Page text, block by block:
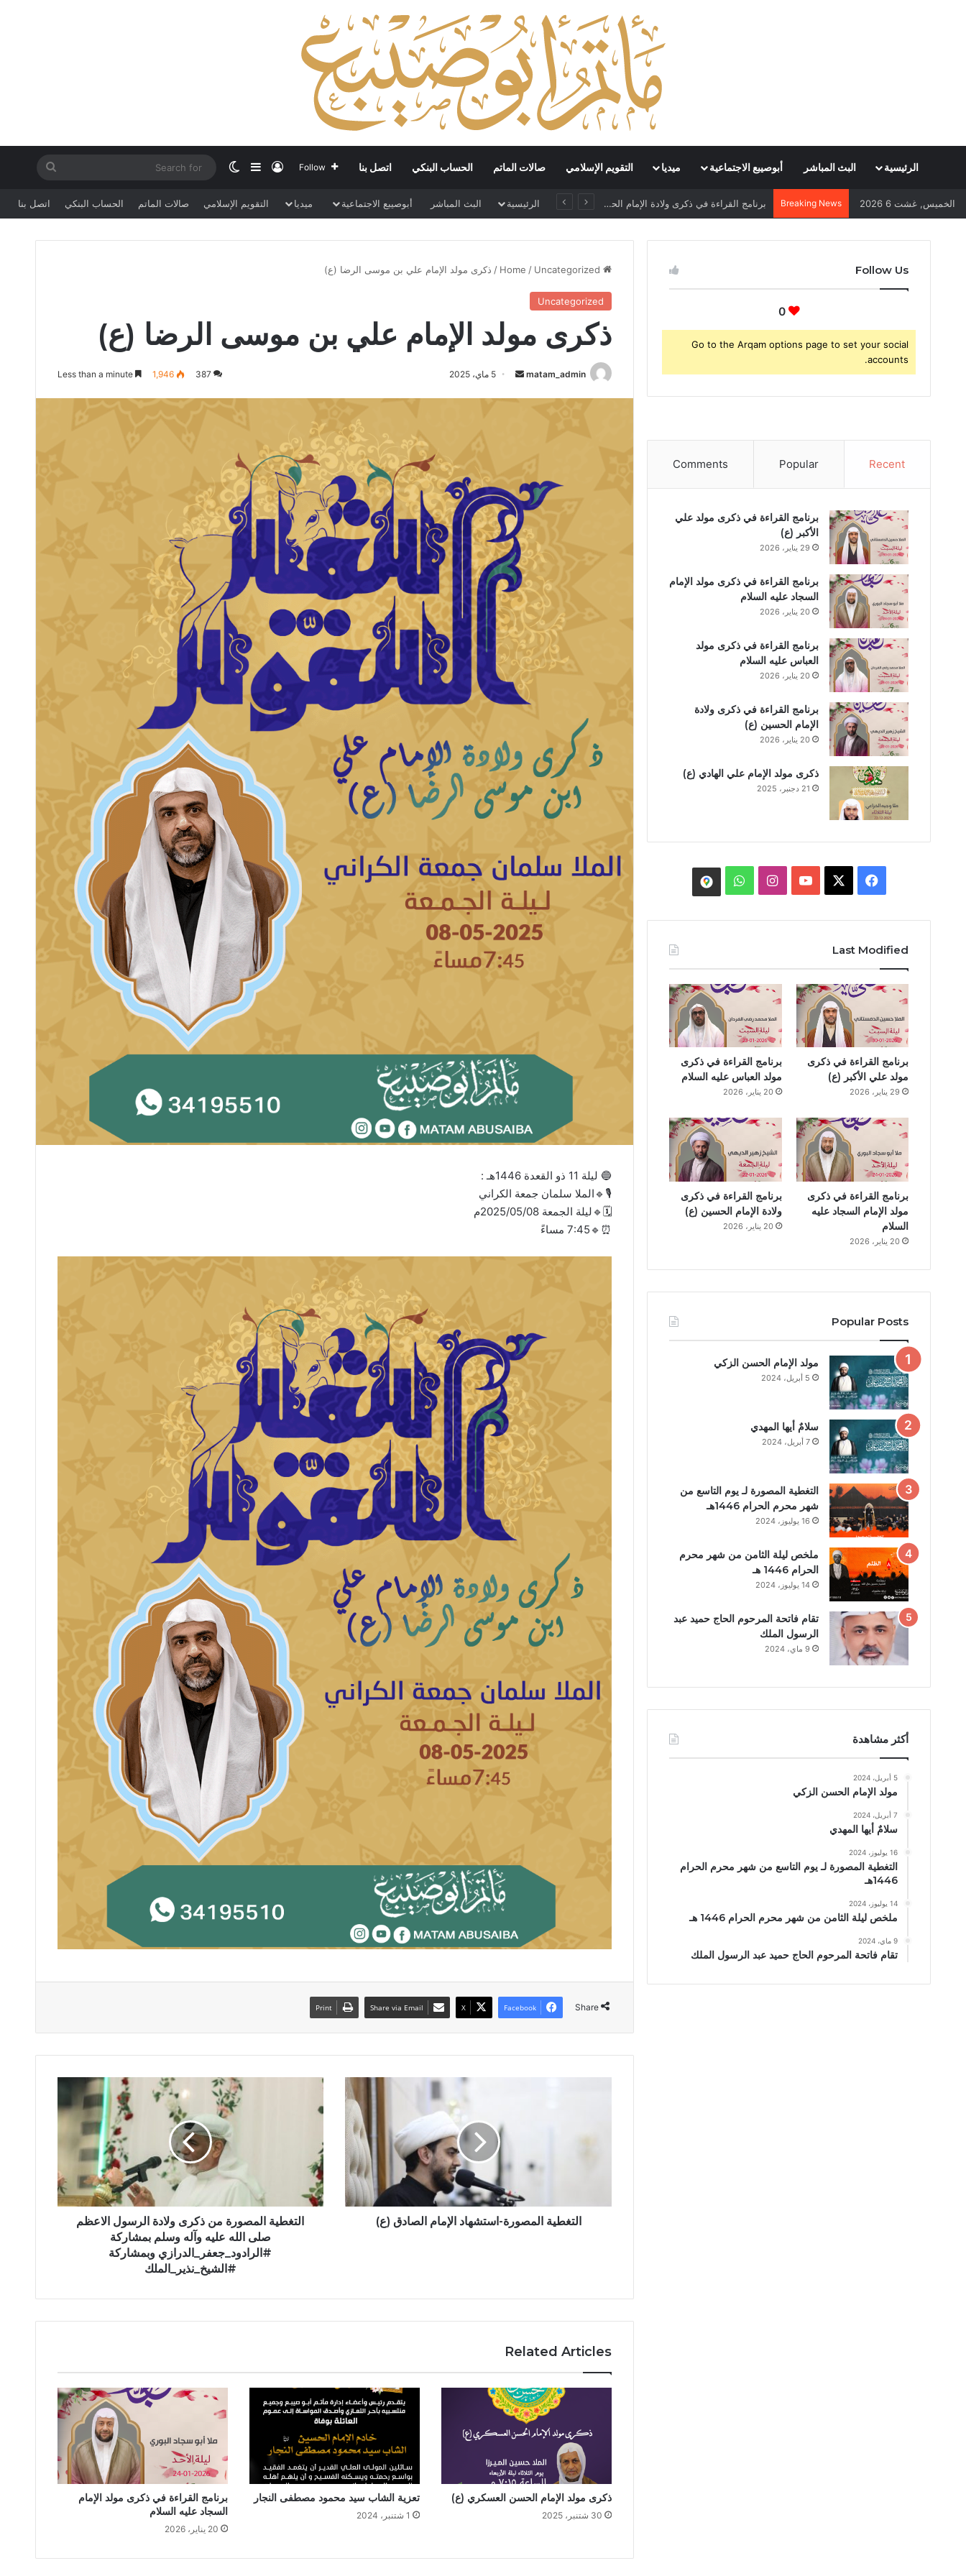
الرئيسية البث المباشر أبوصيبع الاجتماعية ميديا التقويم الإسلامي صالات الماتم الحساب البنكي اتصل بنا Follow
Log In
Sidebar
Switch skin
Search
الخميس, غشت 6 2026 Breaking News ذكرى مولد الإمام علي الهادي (ع) الرئيسية البث المباشر أبوصيبع الاجتماعية ميديا التقويم الإسلامي صالات الماتم الحساب البنكي اتصل بنا
/ Uncategorized
/ ذكرى مولد الإمام علي بن موسى الرضا (ع)
Uncategorized
ذكرى مولد الإمام علي بن موسى الرضا (ع)
matam_admin
Send5 ماي، 2025 387
1,946
Less than a minute
🔵 ليلة 11 ذو القعدة 1446هـ :
🎙🔹الملا سلمان جمعة الكراني
🗓🔹ليلة الجمعة 2025/05/08م
⏰🔹7:45 مساءً
Share
Facebook
X
Share via Email
Print
التغطية المصورة-استشهاد الإمام الصادق (ع)
التغطية
من
ولادة
الرسول
الاعظم
صلى
الله
التغطية المصورة من ذكرى ولادة الرسول الاعظم
صلى الله عليه وآله وسلم بمشاركة
#الرادود_جعفر_الدرازي وبمشاركة
#الشيخ_نذير_الملك
Related Articles
ذكرى مولد الإمام الحسن العسكري (ع)
30 شتنبر، 2025
تعزية الشاب سيد محمود مصطفى النجار
1 شتنبر، 2024
برنامج القراءة في ذكرى مولد الإمام
السجاد عليه السلام
20 يناير، 2026
Follow Us
0
Go to the Arqam options page to set your social
accounts.
Recent
Popular
Comments
برنامج القراءة في ذكرى مولد علي
الأكبر (ع)
29 يناير، 2026
برنامج القراءة في ذكرى مولد الإمام
السجاد عليه السلام
20 يناير، 2026
برنامج القراءة في ذكرى مولد
العباس عليه السلام
20 يناير، 2026
برنامج القراءة في ذكرى ولادة
الإمام الحسين (ع)
20 يناير، 2026
ذكرى مولد الإمام علي الهادي (ع)
21 دجنبر، 2025
Facebook
YouTube
Instagram
WhatsApp
Last Modified
برنامج القراءة في ذكرى
مولد علي الأكبر (ع)
29 يناير، 2026
برنامج القراءة في ذكرى
مولد العباس عليه السلام
20 يناير، 2026
برنامج القراءة في ذكرى
مولد الإمام السجاد عليه
السلام
20 يناير، 2026
برنامج القراءة في ذكرى
ولادة الإمام الحسين (ع)
20 يناير، 2026
Popular Posts
مولد الإمام الحسن الزكي
5 أبريل، 2024
سلامٌ أيها المهدي
7 أبريل، 2024
التغطية المصورة لـ يوم التاسع من
شهر محرم الحرام 1446هـ
16 يوليوز، 2024
ملخص ليلة الثامن من شهر محرم
الحرام 1446 هـ
14 يوليوز، 2024
تقام فاتحة المرحوم الحاج حميد عبد
الرسول الملك
9 ماي، 2024
أكثر مشاهدة
5 أبريل، 2024
مولد الإمام الحسن الزكي
7 أبريل، 2024
سلامٌ أيها المهدي
16 يوليوز، 2024
التغطية المصورة لـ يوم التاسع من شهر محرم الحرام
1446هـ
14 يوليوز، 2024
ملخص ليلة الثامن من شهر محرم الحرام 1446 هـ
9 ماي، 2024
تقام فاتحة المرحوم الحاج حميد عبد الرسول الملك